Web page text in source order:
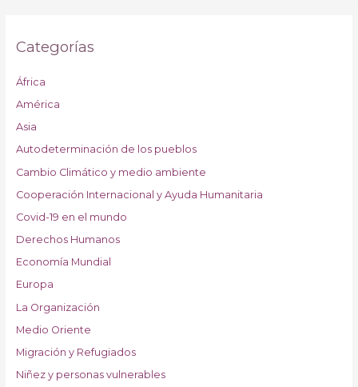
Categorías
África
América
Asia
Autodeterminación de los pueblos
Cambio Climático y medio ambiente
Cooperación Internacional y Ayuda Humanitaria
Covid-19 en el mundo
Derechos Humanos
Economía Mundial
Europa
La Organización
Medio Oriente
Migración y Refugiados
Niñez y personas vulnerables